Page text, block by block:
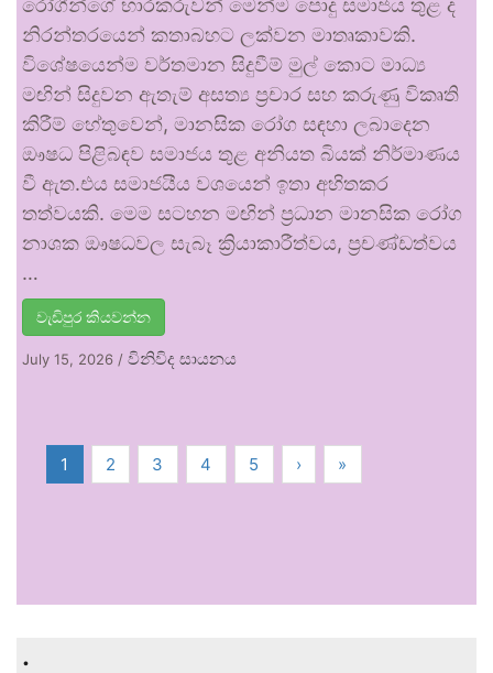
නිරන්තරයෙන් කතාබහට ලක්වන මාතෘකාවකි.
විශේෂයෙන්ම වර්තමාන සිදුවීම් මුල් කොට මාධ්‍ය
මඟින් සිදුවන ඇතැම් අසත්‍ය ප්‍රචාර සහ කරුණු විකෘති
කිරීම් හේතුවෙන්, මානසික රෝග සඳහා ලබාදෙන
ඖෂධ පිළිබඳව සමාජය තුළ අනියත බියක් නිර්මාණය
වී ඇත.එය සමාජයීය වශයෙන් ඉතා අහිතකර
තත්වයකි. මෙම සටහන මඟින් ප්‍රධාන මානසික රෝග
නාශක ඖෂධවල සැබෑ ක්‍රියාකාරීත්වය, ප්‍රචණ්ඩත්වය
…
වැඩිපුර කියවන්න
July 15, 2026 / විනිවිද සායනය
1 2 3 4 5 › »
.